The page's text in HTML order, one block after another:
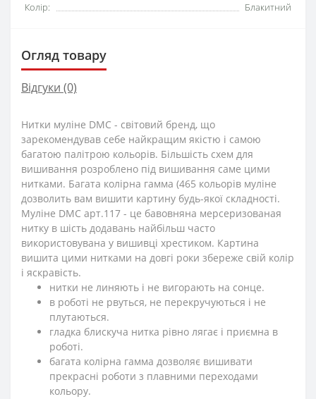
Колір:
Блакитний
Огляд товару
Відгуки (0)
Нитки муліне DMC - світовий бренд, що
зарекомендував себе найкращим якістю і самою
багатою палітрою кольорів. Більшість схем для
вишивання розроблено під вишивання саме цими
нитками. Багата колірна гамма (465 кольорів муліне
дозволить вам вишити картину будь-якої складності.
Муліне DMC арт.117 - це бавовняна мерсеризованая
нитку в шість додавань найбільш часто
використовувана у вишивці хрестиком. Картина
вишита цими нитками на довгі роки збереже свій колір
і яскравість.
нитки не линяють і не вигорають на сонце.
в роботі не рвуться, не перекручуються і не
плутаються.
гладка блискуча нитка рівно лягає і приємна в
роботі.
багата колірна гамма дозволяє вишивати
прекрасні роботи з плавними переходами
кольору.